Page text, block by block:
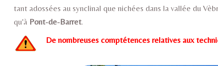
tant adossées au synclinal que nichées dans la vallée du
qu'à Pont-de-Barret.
De nombreuses comptétences relatives aux